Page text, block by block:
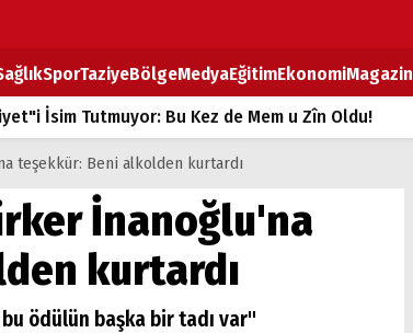
SporTaziyeBölgeMedyaEğitimEkonomiMagazin
İsim Tutmuyor: Bu Kez de Mem u Zîn Oldu!
Zam
sırtındaki ağır yük
teşekkür: Beni alkolden kurtardı
İnanoğlu'na
kurtardı
ödülün başka bir tadı var"